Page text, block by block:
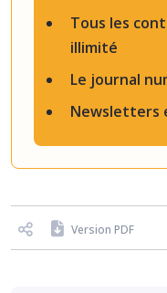
Tous les
illimité
Le journal
Newsletters
Version PDF